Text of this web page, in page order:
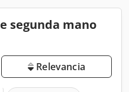
segunda mano
Relevancia